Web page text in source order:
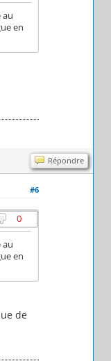
au
en
Répondre
#6
0
au
en
de